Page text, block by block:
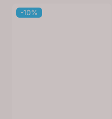
-10%